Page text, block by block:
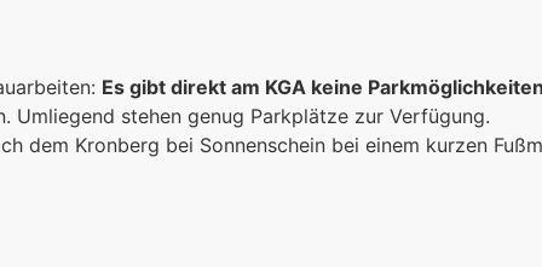
Es gibt direkt am KGA keine
Umliegend stehen genug Parkplätze zur Verfügung.
dem Kronberg bei Sonnenschein bei einem kurzen